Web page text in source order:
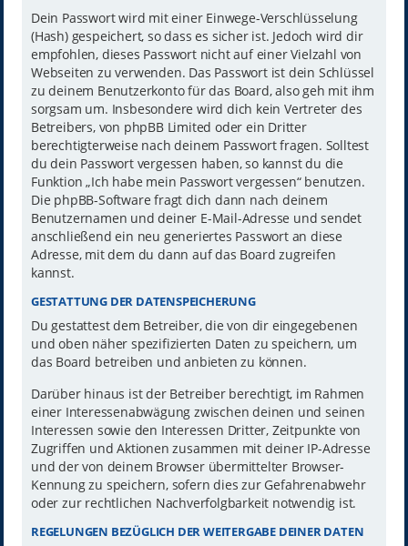
Dein Passwort wird mit einer Einwege-Verschlüsselung
(Hash) gespeichert, so dass es sicher ist. Jedoch wird dir
empfohlen, dieses Passwort nicht auf einer Vielzahl von
Webseiten zu verwenden. Das Passwort ist dein Schlüssel
zu deinem Benutzerkonto für das Board, also geh mit ihm
sorgsam um. Insbesondere wird dich kein Vertreter des
Betreibers, von phpBB Limited oder ein Dritter
berechtigterweise nach deinem Passwort fragen. Solltest
du dein Passwort vergessen haben, so kannst du die
Funktion „Ich habe mein Passwort vergessen“ benutzen.
Die phpBB-Software fragt dich dann nach deinem
Benutzernamen und deiner E-Mail-Adresse und sendet
anschließend ein neu generiertes Passwort an diese
Adresse, mit dem du dann auf das Board zugreifen
kannst.
GESTATTUNG DER DATENSPEICHERUNG
Du gestattest dem Betreiber, die von dir eingegebenen
und oben näher spezifizierten Daten zu speichern, um
das Board betreiben und anbieten zu können.
Darüber hinaus ist der Betreiber berechtigt, im Rahmen
einer Interessenabwägung zwischen deinen und seinen
Interessen sowie den Interessen Dritter, Zeitpunkte von
Zugriffen und Aktionen zusammen mit deiner IP-Adresse
und der von deinem Browser übermittelter Browser-
Kennung zu speichern, sofern dies zur Gefahrenabwehr
oder zur rechtlichen Nachverfolgbarkeit notwendig ist.
REGELUNGEN BEZÜGLICH DER WEITERGABE DEINER DATEN